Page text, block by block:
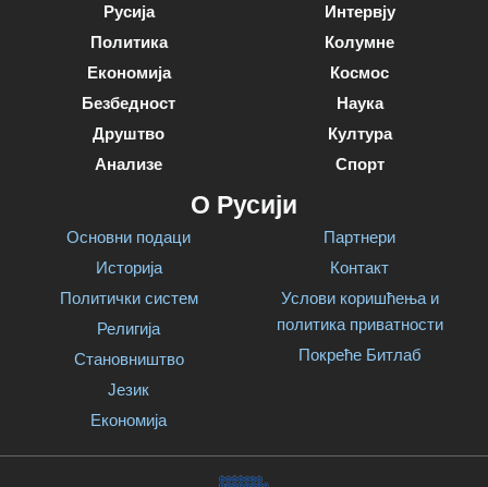
Русија
Политика
Економија
Безбедност
Друштво
Анализе
Интервју
Колумне
Космос
Наука
Култура
Спорт
О Русији
Основни подаци
Историја
Политички систем
Религија
Становништво
Језик
Економија
Партнери
Контакт
Услови коришћења и
политика приватности
Покреће Битлаб